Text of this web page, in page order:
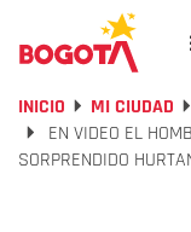
INICIO MI CIUDAD
EN VIDEO EL
SORPRENDIDO